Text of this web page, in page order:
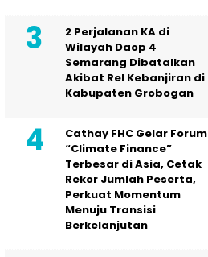
2 Perjalanan KA di
Wilayah Daop 4
Semarang Dibatalkan
Akibat Rel Kebanjiran di
Kabupaten Grobogan
Cathay FHC Gelar Forum
“Climate Finance”
Terbesar di Asia, Cetak
Rekor Jumlah Peserta,
Perkuat Momentum
Menuju Transisi
Berkelanjutan